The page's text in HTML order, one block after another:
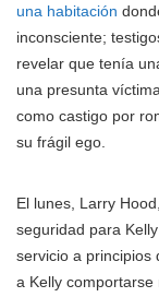
una habitación
inconsciente;
revelar que tenía
una presunta
como castigo por
su frágil ego.
El lunes, Larry
seguridad para
servicio a principios
a Kelly